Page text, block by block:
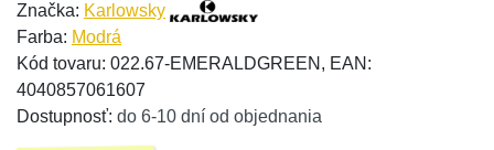
Značka: Karlowsky
Farba: Modrá
Kód tovaru: 022.67-EMERALDGREEN, EAN:
4040857061607
Dostupnosť: do 6-10 dní od objednania